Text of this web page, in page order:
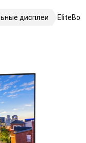
дисплеи